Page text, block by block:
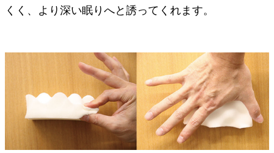
くく、より深い眠りへと誘ってくれます。